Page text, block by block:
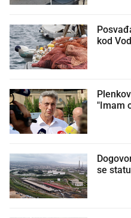
kod
"Imam
se